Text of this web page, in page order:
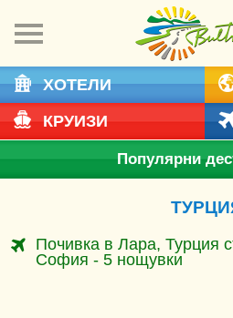
ХОТЕЛИ
КРУИЗИ
Популярни
Почивка в Лара, Турция
София - 5 нощувки